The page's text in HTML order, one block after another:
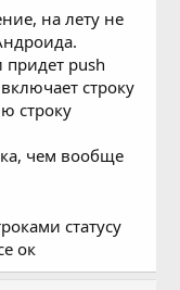
на лету не
push
строку
строку
чем вообще
статусу
ок